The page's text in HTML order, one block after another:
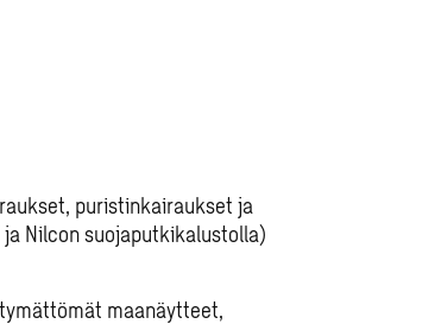
puristinkairaukset ja
Nilcon suojaputkikalustolla)
maanäytteet,